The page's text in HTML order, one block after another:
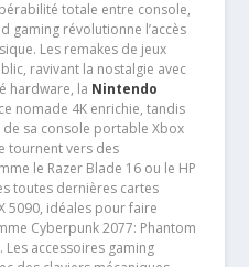
totale entre console,
gaming révolutionne l’accès
Les remakes de jeux
ravivant la nostalgie avec
hardware, la Nintendo
nomade 4K enrichie, tandis
sa console portable Xbox
tournent vers des
le Razer Blade 16 ou le HP
toutes dernières cartes
5090, idéales pour faire
Cyberpunk 2077: Phantom
accessoires gaming